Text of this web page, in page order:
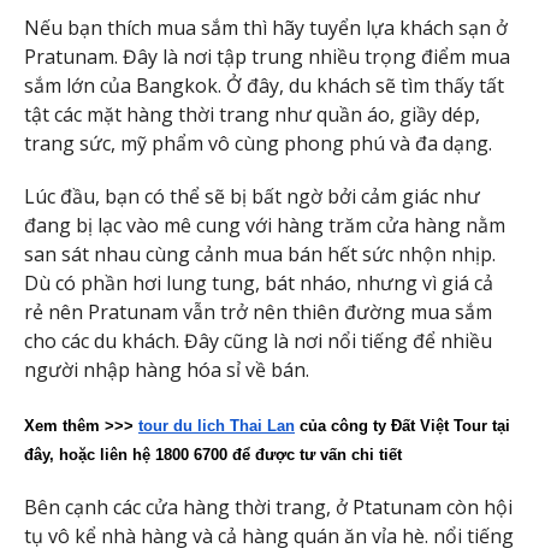
Nếu bạn thích mua sắm thì hãy tuyển lựa khách sạn ở
Pratunam. Đây là nơi tập trung nhiều trọng điểm mua
sắm lớn của Bangkok. Ở đây, du khách sẽ tìm thấy tất
tật các mặt hàng thời trang như quần áo, giầy dép,
trang sức, mỹ phẩm vô cùng phong phú và đa dạng.
Lúc đầu, bạn có thể sẽ bị bất ngờ bởi cảm giác như
đang bị lạc vào mê cung với hàng trăm cửa hàng nằm
san sát nhau cùng cảnh mua bán hết sức nhộn nhịp.
Dù có phần hơi lung tung, bát nháo, nhưng vì giá cả
rẻ nên Pratunam vẫn trở nên thiên đường mua sắm
cho các du khách. Đây cũng là nơi nổi tiếng để nhiều
người nhập hàng hóa sỉ về bán.
Xem thêm >>> tour du lich Thai Lan của công ty Đất Việt Tour tại
đây, hoặc liên hệ 1800 6700 để được tư vấn chi tiết
Bên cạnh các cửa hàng thời trang, ở Ptatunam còn hội
tụ vô kể nhà hàng và cả hàng quán ăn vỉa hè. nổi tiếng